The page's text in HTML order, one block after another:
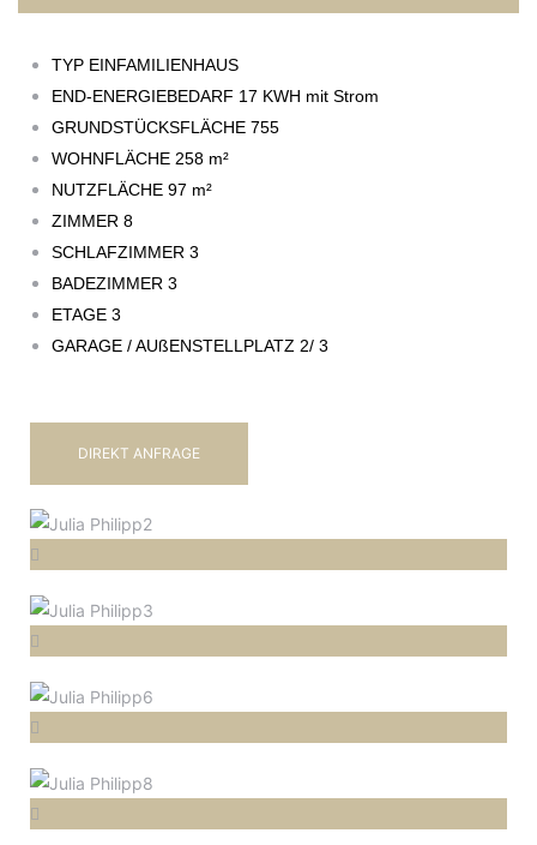
TYP EINFAMILIENHAUS
END-ENERGIEBEDARF 17 KWH mit Strom
GRUNDSTÜCKSFLÄCHE 755
WOHNFLÄCHE 258 m²
NUTZFLÄCHE 97 m²
ZIMMER 8
SCHLAFZIMMER 3
BADEZIMMER 3
ETAGE 3
GARAGE / AUßENSTELLPLATZ 2/ 3
DIREKT ANFRAGE